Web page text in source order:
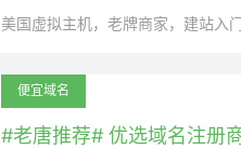
美国虚拟主机，老牌商家，建站入
便宜域名
#老唐推荐# 优选域名注册